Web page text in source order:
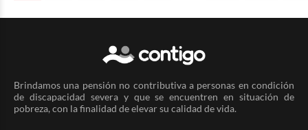
Brindamos una pensión no contributiva a personas en condición
de discapacidad severa y que se encuentren en situación de
pobreza, con la finalidad de elevar su calidad de vida.